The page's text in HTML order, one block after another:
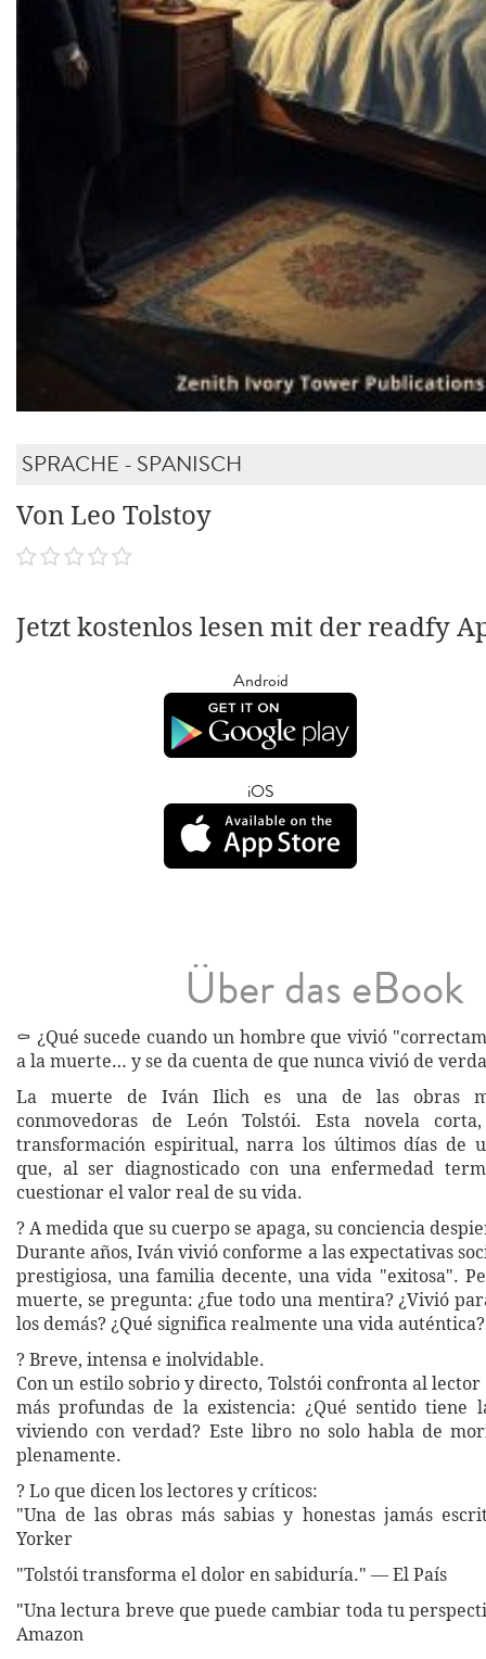
SPRACHE - SPANISCH
Von Leo Tolstoy
Jetzt kostenlos lesen mit der readfy
Android
iOS
Über das eBook
⚰️ ¿Qué sucede cuando un hombre que vivió
a la muerte… y se da cuenta de que nunca vivió de
La muerte de Iván Ilich es una de las obras
conmovedoras de León Tolstói. Esta novela
transformación espiritual, narra los últimos días de
que, al ser diagnosticado con una enfermedad
cuestionar el valor real de su vida.
?️ A medida que su cuerpo se apaga, su conciencia
Durante años, Iván vivió conforme a las expectativas
prestigiosa, una familia decente, una vida "exitosa".
muerte, se pregunta: ¿fue todo una mentira? ¿Vivió
los demás? ¿Qué significa realmente una vida auténtica?
? Breve, intensa e inolvidable.
Con un estilo sobrio y directo, Tolstói confronta al lector
más profundas de la existencia: ¿Qué sentido tiene
viviendo con verdad? Este libro no solo habla de
plenamente.
? Lo que dicen los lectores y críticos:
"Una de las obras más sabias y honestas jamás
Yorker
"Tolstói transforma el dolor en sabiduría." — El País
"Una lectura breve que puede cambiar toda tu
Amazon